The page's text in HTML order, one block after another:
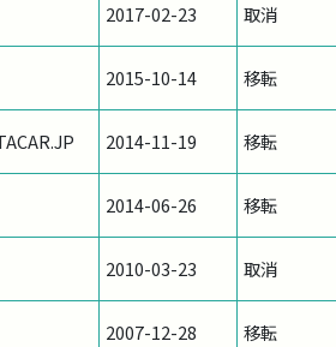
2017-02-23 取消
2015-10-14 移転
2014-11-19 移転
2014-06-26 移転
2010-03-23 取消
2007-12-28 移転